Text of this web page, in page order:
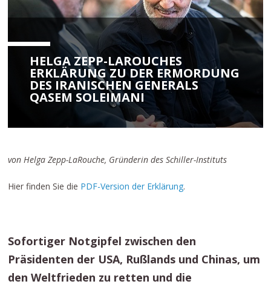
HELGA ZEPP-LAROUCHES
ERKLÄRUNG ZU DER ERMORDUNG
DES IRANISCHEN GENERALS
QASEM SOLEIMANI
von Helga Zepp-LaRouche, Gründerin des Schiller-Instituts
Hier finden Sie die PDF-Version der Erklärung.
Sofortiger Notgipfel zwischen den
Präsidenten der USA, Rußlands und Chinas, um
den Weltfrieden zu retten und die